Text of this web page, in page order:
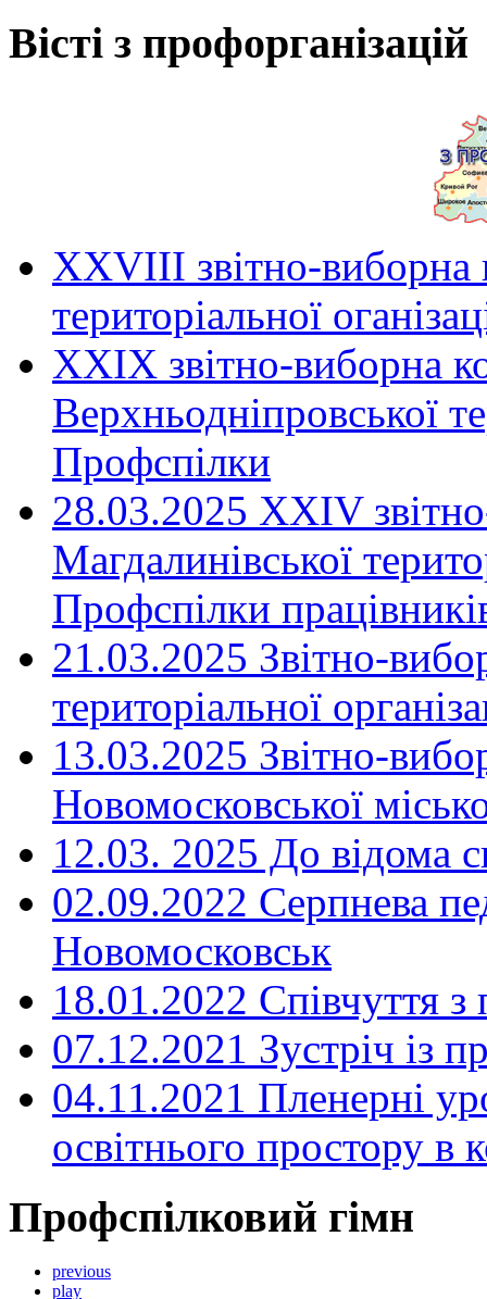
Вісті з профорганізацій
ХХVIII звітно-виборна
територіальної
XXIX звітно-виборна
Верхньодніпровської
Профспілки
28.03.2025 ХХІV
Магдалинівської
Профспілки
21.03.2025 Звітно-
територіальної
13.03.2025 Звітно-
Новомосковської
12.03. 2025 До відома
02.09.2022 Серпнева
Новомосковськ
18.01.2022 Співчуття з
07.12.2021 Зустріч із
04.11.2021 Пленерні
освітнього простору
Профспілковий гімн
previous
play